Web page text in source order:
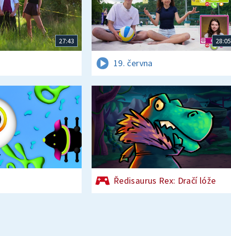
27:43 28:05
19. června
Ředisaurus Rex: Dračí lóže